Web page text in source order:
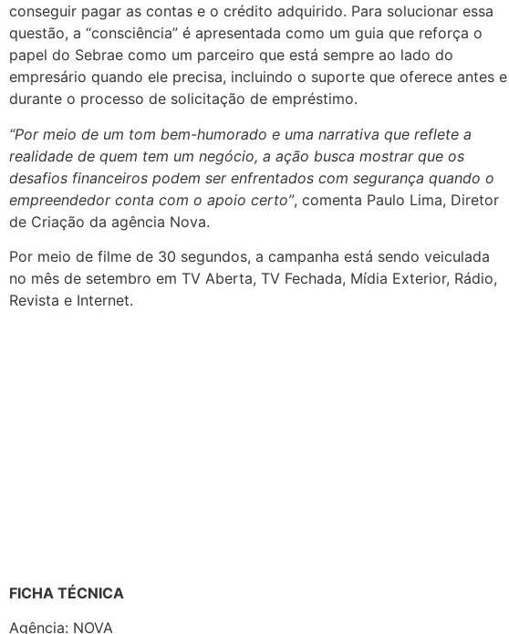
conseguir pagar as contas e o crédito adquirido. Para solucionar essa
questão, a “consciência” é apresentada como um guia que reforça o
papel do Sebrae como um parceiro que está sempre ao lado do
empresário quando ele precisa, incluindo o suporte que oferece antes e
durante o processo de solicitação de empréstimo.
“Por meio de um tom bem-humorado e uma narrativa que reflete a
realidade de quem tem um negócio, a ação busca mostrar que os
desafios financeiros podem ser enfrentados com segurança quando o
empreendedor conta com o apoio certo”, comenta Paulo Lima, Diretor
de Criação da agência Nova.
Por meio de filme de 30 segundos, a campanha está sendo veiculada
no mês de setembro em TV Aberta, TV Fechada, Mídia Exterior, Rádio,
Revista e Internet.
FICHA TÉCNICA
Agência: NOVA